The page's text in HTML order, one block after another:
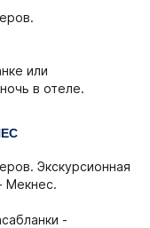
или
в отеле.
Экскурсионная
Мекнес.
-